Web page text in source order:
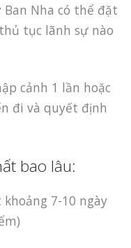
Ban Nha có thể đặt
tục lãnh sự nào
cảnh 1 lần hoặc
đi và quyết định
bao lâu:
7-10 ngày